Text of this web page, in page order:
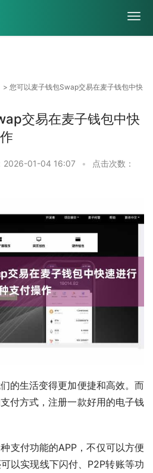
> 您可以麦子钱包Swap交易在麦子钱包中快
交易在麦子钱包中快
2026-01-04 16:07 •
点击次数：
的生活变得更加便捷和高效。而
付方式，注册一款好用的电子钱
支付功能的APP，不仅可以方便
以实现线下闪付、P2P转账等功